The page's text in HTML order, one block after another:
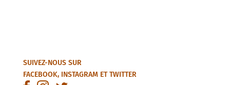
SUIVEZ-NOUS SUR
FACEBOOK, INSTAGRAMETTWITTER